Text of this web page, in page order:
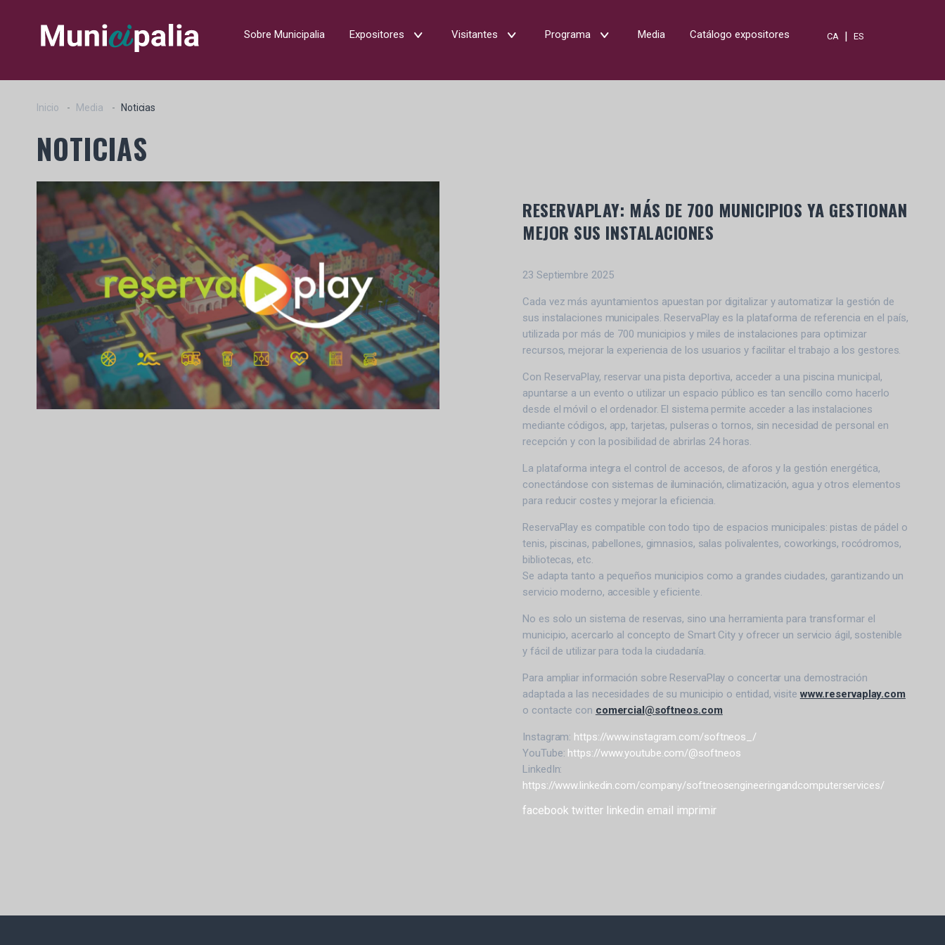
Sobre Municipalia Expositores Visitantes Programa Media Catálogo expositores CA |ES
Inicio Media Noticias
NOTICIAS
RESERVAPLAY: MÁS DE 700 MUNICIPIOS YA GESTIONAN
MEJOR SUS INSTALACIONES
23 Septiembre 2025
Cada vez más ayuntamientos apuestan por digitalizar y automatizar la gestión de
sus instalaciones municipales. ReservaPlay es la plataforma de referencia en el país,
utilizada por más de 700 municipios y miles de instalaciones para optimizar
recursos, mejorar la experiencia de los usuarios y facilitar el trabajo a los gestores.
Con ReservaPlay, reservar una pista deportiva, acceder a una piscina municipal,
apuntarse a un evento o utilizar un espacio público es tan sencillo como hacerlo
desde el móvil o el ordenador. El sistema permite acceder a las instalaciones
mediante códigos, app, tarjetas, pulseras o tornos, sin necesidad de personal en
recepción y con la posibilidad de abrirlas 24 horas.
La plataforma integra el control de accesos, de aforos y la gestión energética,
conectándose con sistemas de iluminación, climatización, agua y otros elementos
para reducir costes y mejorar la eficiencia.
ReservaPlay es compatible con todo tipo de espacios municipales: pistas de pádel o
tenis, piscinas, pabellones, gimnasios, salas polivalentes, coworkings, rocódromos,
bibliotecas, etc.
Se adapta tanto a pequeños municipios como a grandes ciudades, garantizando un
servicio moderno, accesible y eficiente.
No es solo un sistema de reservas, sino una herramienta para transformar el
municipio, acercarlo al concepto de Smart City y ofrecer un servicio ágil, sostenible
y fácil de utilizar para toda la ciudadanía.
Para ampliar información sobre ReservaPlay o concertar una demostración
adaptada a las necesidades de su municipio o entidad, visitewww.reservaplay.com
o contacte con comercial@softneos.com
Instagram: https://www.instagram.com/softneos_/
YouTube: https://www.youtube.com/@softneos
LinkedIn:
https://www.linkedin.com/company/softneosengineeringandcomputerservices/
facebook twitter linkedin email imprimir